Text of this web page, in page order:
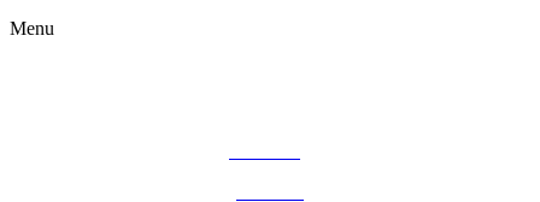
Menu